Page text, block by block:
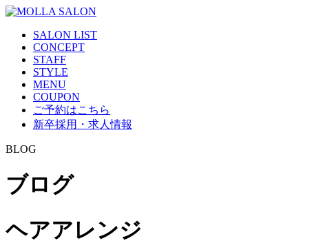
SALON LIST
CONCEPT
STAFF
STYLE
MENU
COUPON
ご予約はこちら
新卒採用・求人情報
BLOG
ブログ
ヘアアレンジ